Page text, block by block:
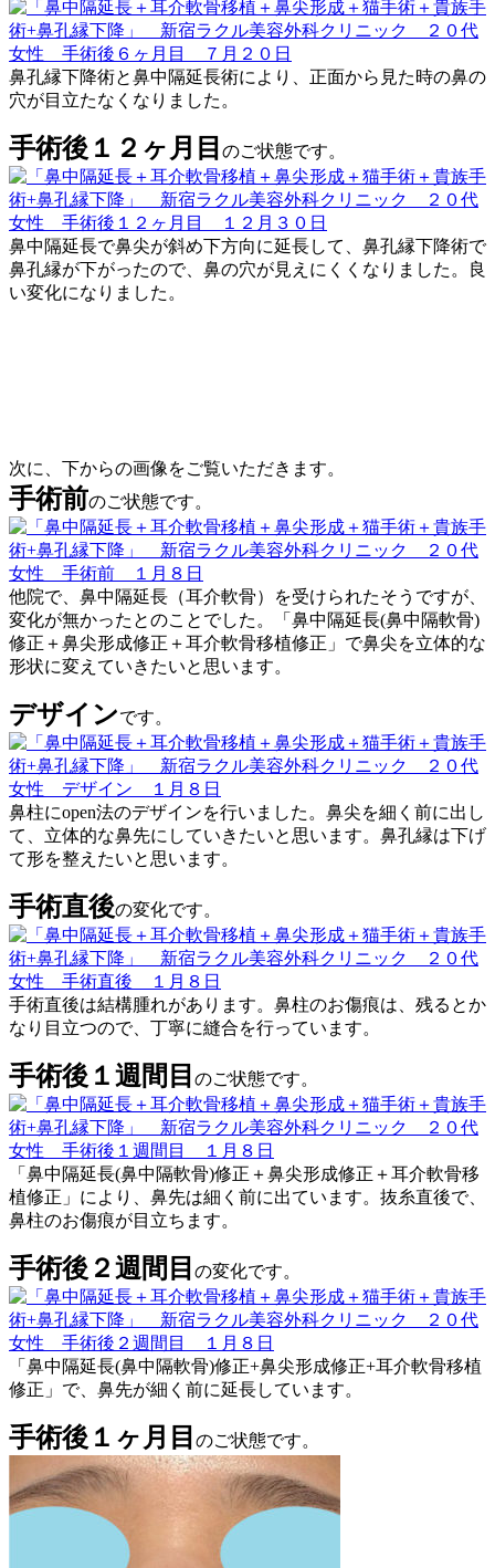
鼻孔縁下降術と鼻中隔延長術により、正面から見た時の鼻の
穴が目立たなくなりました。
手術後１２ヶ月目 のご状態です。
鼻中隔延長で鼻尖が斜め下方向に延長して、鼻孔縁下降術で
鼻孔縁が下がったので、鼻の穴が見えにくくなりました。良
い変化になりました。
次に、下からの画像をご覧いただきます。
手術前のご状態です。
他院で、鼻中隔延長（耳介軟骨）を受けられたそうですが、
変化が無かったとのことでした。「鼻中隔延長(鼻中隔軟骨)
修正＋鼻尖形成修正＋耳介軟骨移植修正」で鼻尖を立体的な
形状に変えていきたいと思います。
デザインです。
鼻柱にopen法のデザインを行いました。鼻尖を細く前に出し
て、立体的な鼻先にしていきたいと思います。鼻孔縁は下げ
て形を整えたいと思います。
手術直後の変化です。
手術直後は結構腫れがあります。鼻柱のお傷痕は、残るとか
なり目立つので、丁寧に縫合を行っています。
手術後１週間目 のご状態です。
「鼻中隔延長(鼻中隔軟骨)修正＋鼻尖形成修正＋耳介軟骨移
植修正」により、鼻先は細く前に出ています。抜糸直後で、
鼻柱のお傷痕が目立ちます。
手術後２週間目 の変化です。
「鼻中隔延長(鼻中隔軟骨)修正+鼻尖形成修正+耳介軟骨移植
修正」で、鼻先が細く前に延長しています。
手術後１ヶ月目 のご状態です。